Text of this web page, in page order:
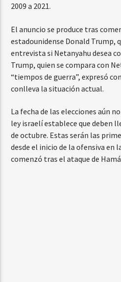
2009 a 2021.
El anuncio se produce tras
estadounidense Donald Trump,
entrevista si Netanyahu desea
Trump, quien se compara con
“tiempos de guerra”, expresó
conlleva la situación actual.
La fecha de las elecciones aún
ley israelí establece que deben
de octubre. Estas serán las
desde el inicio de la ofensiva en
comenzó tras el ataque de